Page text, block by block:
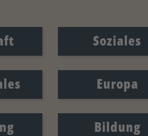
Soziales
Europa
Bildung